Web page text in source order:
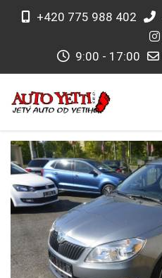
+420 775 988 402
9:00 - 17:00